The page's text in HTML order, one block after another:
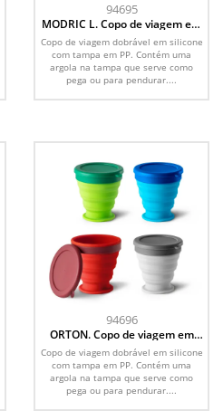
94695
MODRIC L. Copo de viagem em
silicone e PP (400 mL)
Copo de viagem dobrável em silicone
com tampa em PP. Contém uma
argola na tampa que serve como
pega ou para pendurar....
94696
ORTON. Copo de viagem em
silicone com tampa em PP (240
mL)
Copo de viagem dobrável em silicone
com tampa em PP. Contém uma
argola na tampa que serve como
pega ou para pendurar....